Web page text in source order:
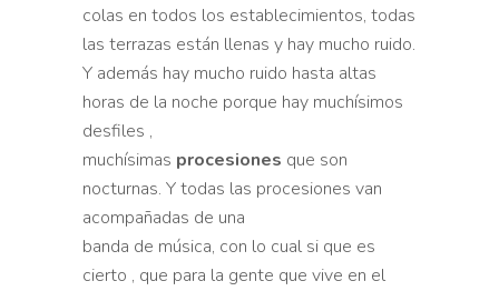
colas en todos los establecimientos, todas
las terrazas están llenas y hay mucho ruido.
Y además hay mucho ruido hasta altas
horas de la noche porque hay muchísimos
desfiles ,
muchísimas procesiones que son
nocturnas. Y todas las procesiones van
acompañadas de una
banda de música, con lo cual si que es
cierto , que para la gente que vive en el